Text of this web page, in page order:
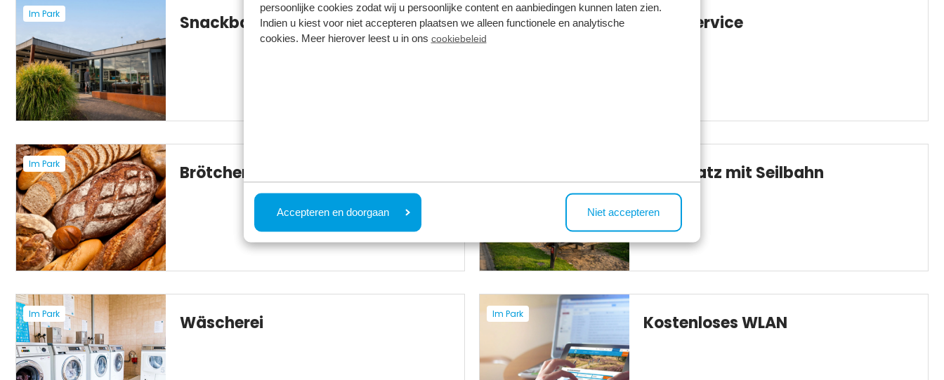
persoonlijke cookies zodat wij u persoonlijke content en aanbiedingen kunnen laten zien.
Indien u kiest voor niet accepteren plaatsen we alleen functionele en analytische
cookies. Meer hierover leest u in ons cookiebeleid
Accepteren en doorgaan Niet accepteren
Im Park Snackbar Im Park BBQ-Service
Im Park Brötchenservice Spielplatz mit Seilbahn
Im Park Wäscherei Im Park Kostenloses WLAN